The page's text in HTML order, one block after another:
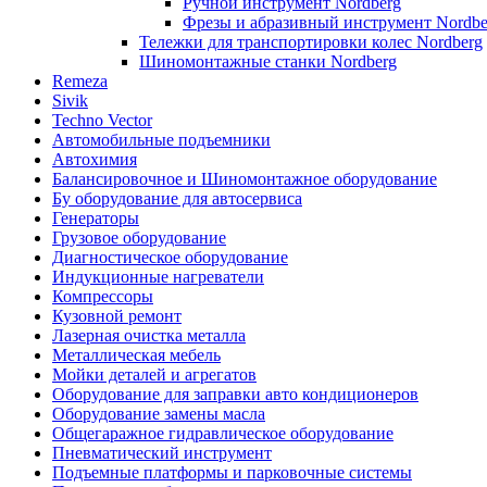
Фрезы и абразивный инструмент
Тележки для транспортировки колес Nordberg
Шиномонтажные станки Nordberg
Remeza
Sivik
Techno Vector
Автомобильные подъемники
Автохимия
Балансировочное и Шиномонтажное оборудование
Бу оборудование для автосервиса
Генераторы
Грузовое оборудование
Диагностическое оборудование
Индукционные нагреватели
Компрессоры
Кузовной ремонт
Лазерная очистка металла
Металлическая мебель
Мойки деталей и агрегатов
Оборудование для заправки авто кондиционеров
Оборудование замены масла
Общегаражное гидравлическое оборудование
Пневматический инструмент
Подъемные платформы и парковочные системы